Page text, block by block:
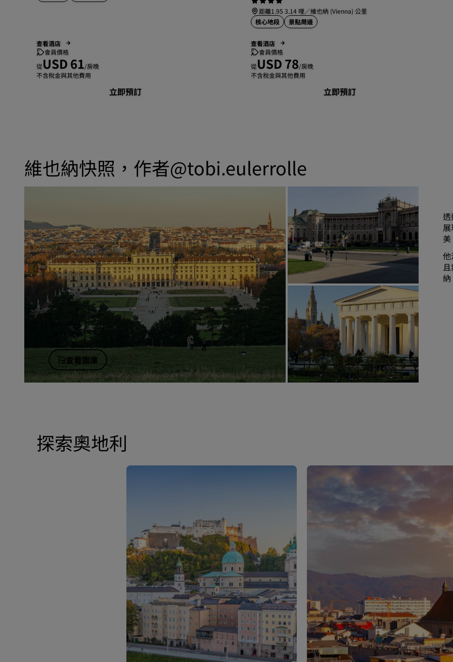
查看酒店
會員價格
從USD 61/房晚
不含稅金與其他費用
立即預訂
距離1.95 3.14 哩／維也納 (Vienna) 公里
核心地段
景點周邊
查看酒店
會員價格
從USD 78/房晚
不含稅金與其他費用
立即預訂
維也納快照，作者@tobi.eulerrolle
查看圖庫
探索奧地利